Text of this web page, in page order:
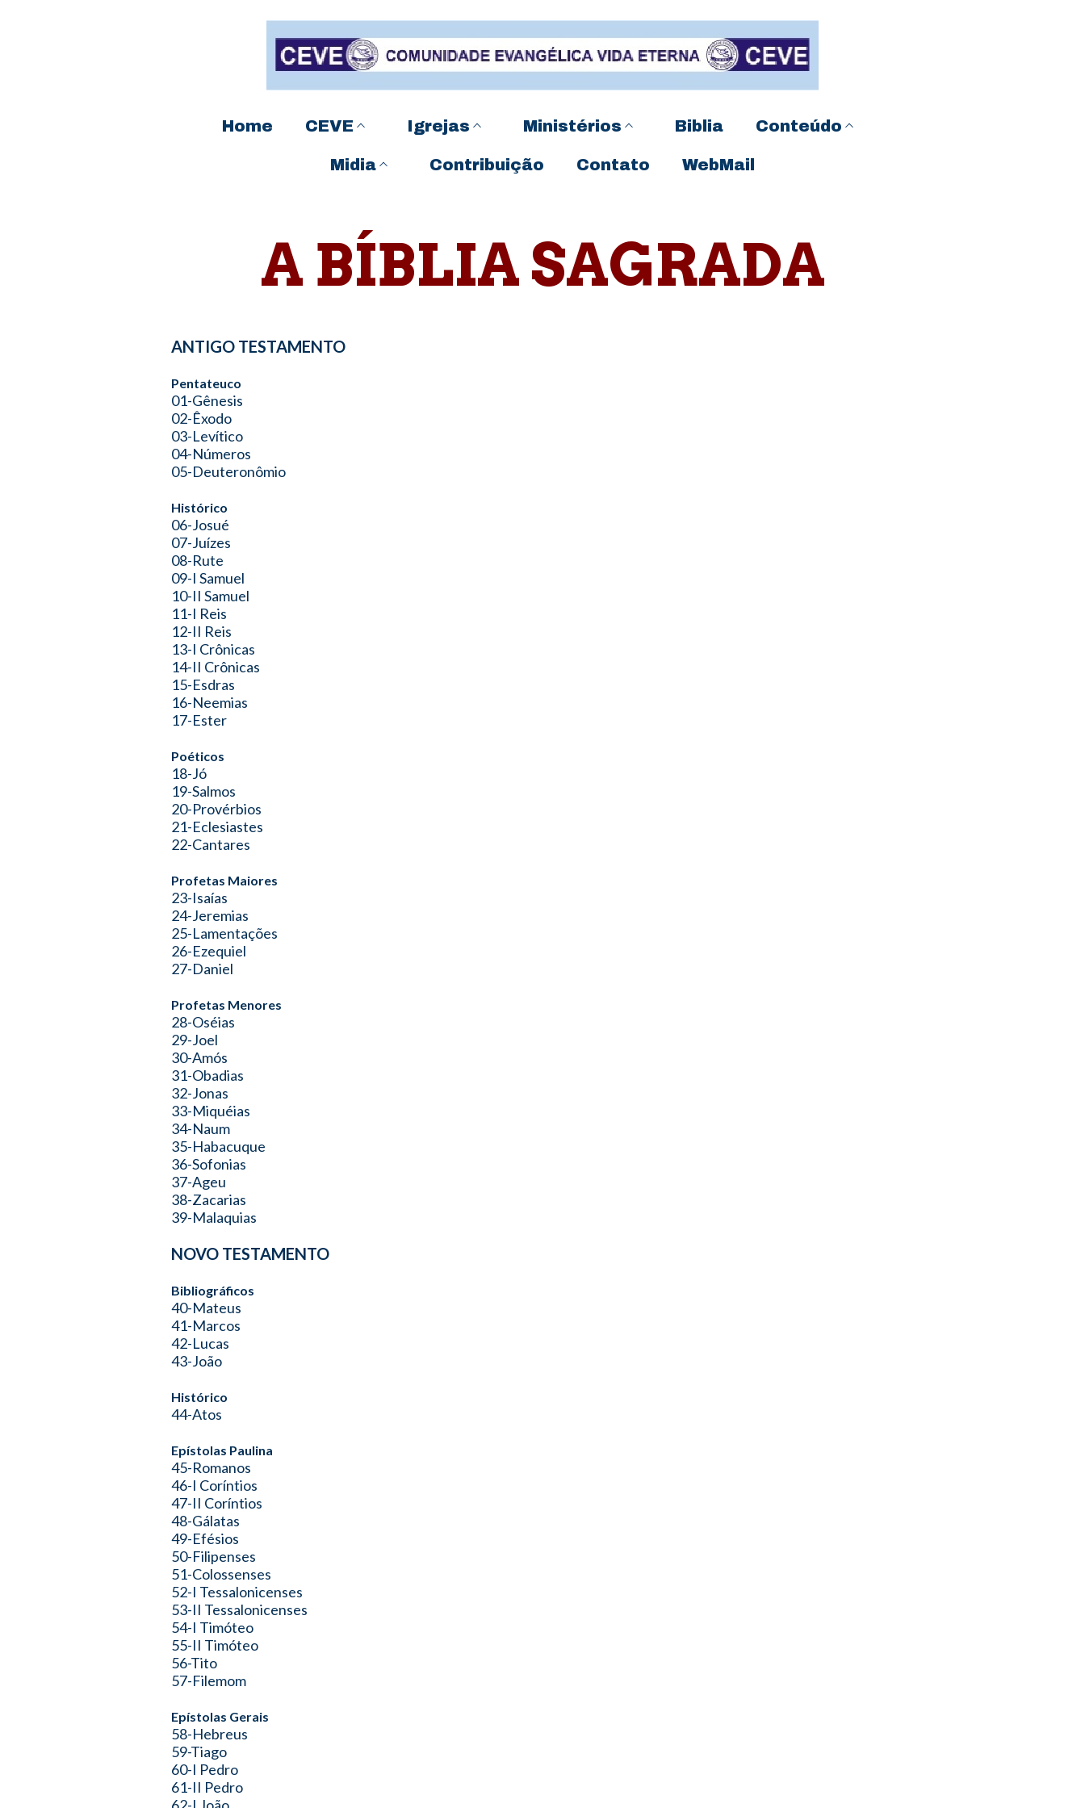
Home CEVE Igrejas Ministérios Biblia Conteúdo
Midia Contribuição Contato WebMail
A BÍBLIA SAGRADA
ANTIGO TESTAMENTO
Pentateuco
01-Gênesis
02-Êxodo
03-Levítico
04-Números
05-Deuteronômio
Histórico
06-Josué
07-Juízes
08-Rute
09-I Samuel
10-II Samuel
11-I Reis
12-II Reis
13-I Crônicas
14-II Crônicas
15-Esdras
16-Neemias
17-Ester
Poéticos
18-Jó
19-Salmos
20-Provérbios
21-Eclesiastes
22-Cantares
Profetas Maiores
23-Isaías
24-Jeremias
25-Lamentações
26-Ezequiel
27-Daniel
Profetas Menores
28-Oséias
29-Joel
30-Amós
31-Obadias
32-Jonas
33-Miquéias
34-Naum
35-Habacuque
36-Sofonias
37-Ageu
38-Zacarias
39-Malaquias
NOVO TESTAMENTO
Bibliográficos
40-Mateus
41-Marcos
42-Lucas
43-João
Histórico
44-Atos
Epístolas Paulina
45-Romanos
46-I Coríntios
47-II Coríntios
48-Gálatas
49-Efésios
50-Filipenses
51-Colossenses
52-I Tessalonicenses
53-II Tessalonicenses
54-I Timóteo
55-II Timóteo
56-Tito
57-Filemom
Epístolas Gerais
58-Hebreus
59-Tiago
60-I Pedro
61-II Pedro